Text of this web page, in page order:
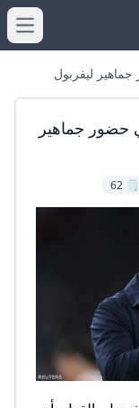
ليفربول
حضور جماهير
🗒️ 62